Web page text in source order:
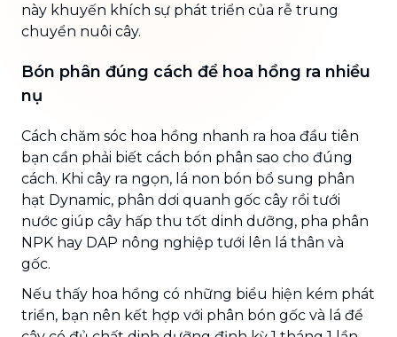
này khuyến khích sự phát triển của rễ trung
chuyển nuôi cây.
Bón phân đúng cách để hoa hồng ra nhiều
nụ
Cách chăm sóc hoa hồng nhanh ra hoa đầu tiên
bạn cần phải biết cách bón phân sao cho đúng
cách. Khi cây ra ngọn, lá non bón bổ sung phân
hạt Dynamic, phân dơi quanh gốc cây rồi tưới
nước giúp cây hấp thu tốt dinh dưỡng, pha phân
NPK hay DAP nông nghiệp tưới lên lá thân và
gốc.
Nếu thấy hoa hồng có những biểu hiện kém phát
triển, bạn nên kết hợp với phân bón gốc và lá để